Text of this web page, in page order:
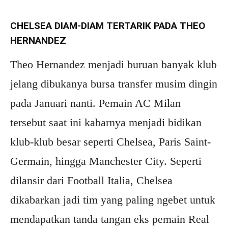
CHELSEA DIAM-DIAM TERTARIK PADA THEO
HERNANDEZ
Theo Hernandez menjadi buruan banyak klub
jelang dibukanya bursa transfer musim dingin
pada Januari nanti. Pemain AC Milan
tersebut saat ini kabarnya menjadi bidikan
klub-klub besar seperti Chelsea, Paris Saint-
Germain, hingga Manchester City. Seperti
dilansir dari Football Italia, Chelsea
dikabarkan jadi tim yang paling ngebet untuk
mendapatkan tanda tangan eks pemain Real